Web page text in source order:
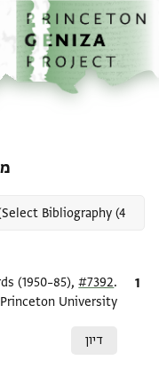
לתוכןהבית
ציטוט (1950–85),#7392
University.
דיון